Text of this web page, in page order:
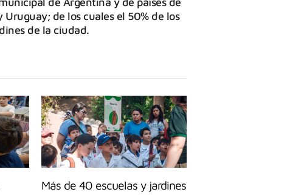
de los cuales el 50% de los
de la ciudad.
Más de 40 escuelas y jardines